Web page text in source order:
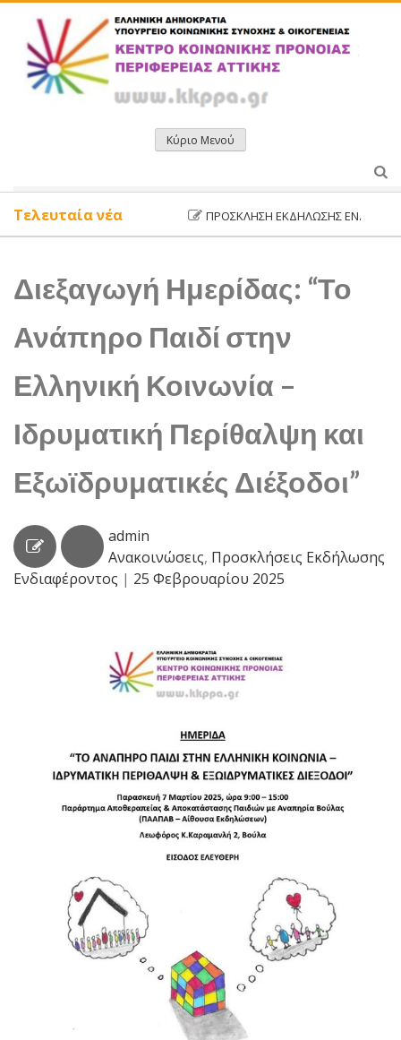
περιεχόμενο
Κύριο Μενού
ΠΡΌΣΚΛΗΣΗ ΕΚΔΉΛΩΣΗΣ
Τελευταία νέα
Διεξαγωγή Ημερίδας: “Το
Ανάπηρο Παιδί στην
Ελληνική Κοινωνία –
Ιδρυματική Περίθαλψη και
Εξωϊδρυματικές Διέξοδοι”
admin
Ανακοινώσεις, Προσκλήσεις Εκδήλωσης
Ενδιαφέροντος | 25 Φεβρουαρίου 2025